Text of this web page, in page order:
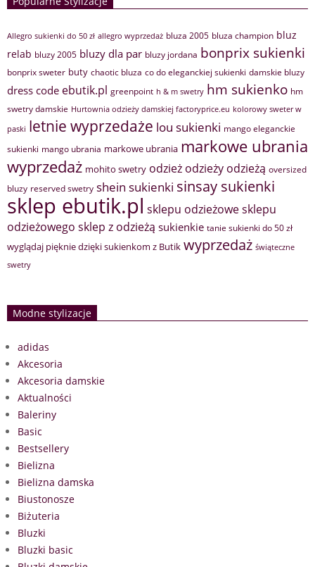
Allegro sukienki do 50 zł allegro wyprzedaż bluza 2005 bluza champion bluz
relab bluzy 2005 bluzy dla par bluzy jordana bonprix sukienki
bonprix sweter buty chaotic bluza co do eleganckiej sukienki damskie bluzy
dress code ebutik.pl greenpoint h & m swetry hm sukienko hm
swetry damskie Hurtownia odzieży damskiej factoryprice.eu kolorowy sweter w
paski letnie wyprzedaże lou sukienki mango eleganckie
sukienki mango ubrania markowe ubrania markowe ubrania
wyprzedaż mohito swetry odzież odzieży odzieżą oversized
bluzy reserved swetry shein sukienki sinsay sukienki
sklep ebutik.pl sklepu odzieżowesklepu
odzieżowego sklep z odzieżą sukienkie tanie sukienki do 50 zł
wyglądaj pięknie dzięki sukienkom z Butik wyprzedaż świąteczne
swetry
Modne stylizacje
adidas
Akcesoria
Akcesoria damskie
Aktualności
Baleriny
Basic
Bestsellery
Bielizna
Bielizna damska
Biustonosze
Biżuteria
Bluzki
Bluzki basic